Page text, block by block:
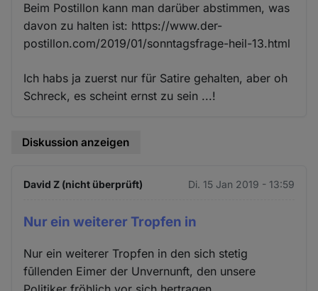
Beim Postillon kann man darüber abstimmen, was
davon zu halten ist: https://www.der-
postillon.com/2019/01/sonntagsfrage-heil-13.html
Ich habs ja zuerst nur für Satire gehalten, aber oh
Schreck, es scheint ernst zu sein ...!
Diskussion anzeigen
David Z (nicht überprüft) Di. 15 Jan 2019 - 13:59
Nur ein weiterer Tropfen in
Nur ein weiterer Tropfen in den sich stetig
fūllenden Eimer der Unvernunft, den unsere